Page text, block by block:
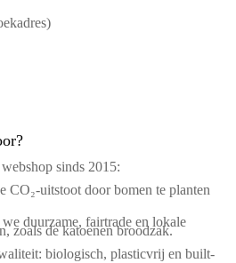
sinds 2015:
CO₂-uitstoot door bomen te planten
duurzame, fairtrade en lokale
zoals de katoenen broodzak.
biologisch, plasticvrij en built-